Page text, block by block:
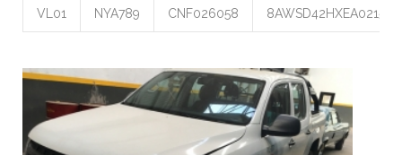
VL01 NYA789 CNF026058 8AWSD42HXEA021598